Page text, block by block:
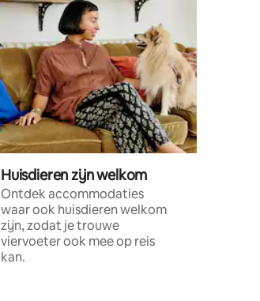
Huisdieren zijn welkom
Ontdek accommodaties
waar ook huisdieren welkom
zijn, zodat je trouwe
viervoeter ook mee op reis
kan.